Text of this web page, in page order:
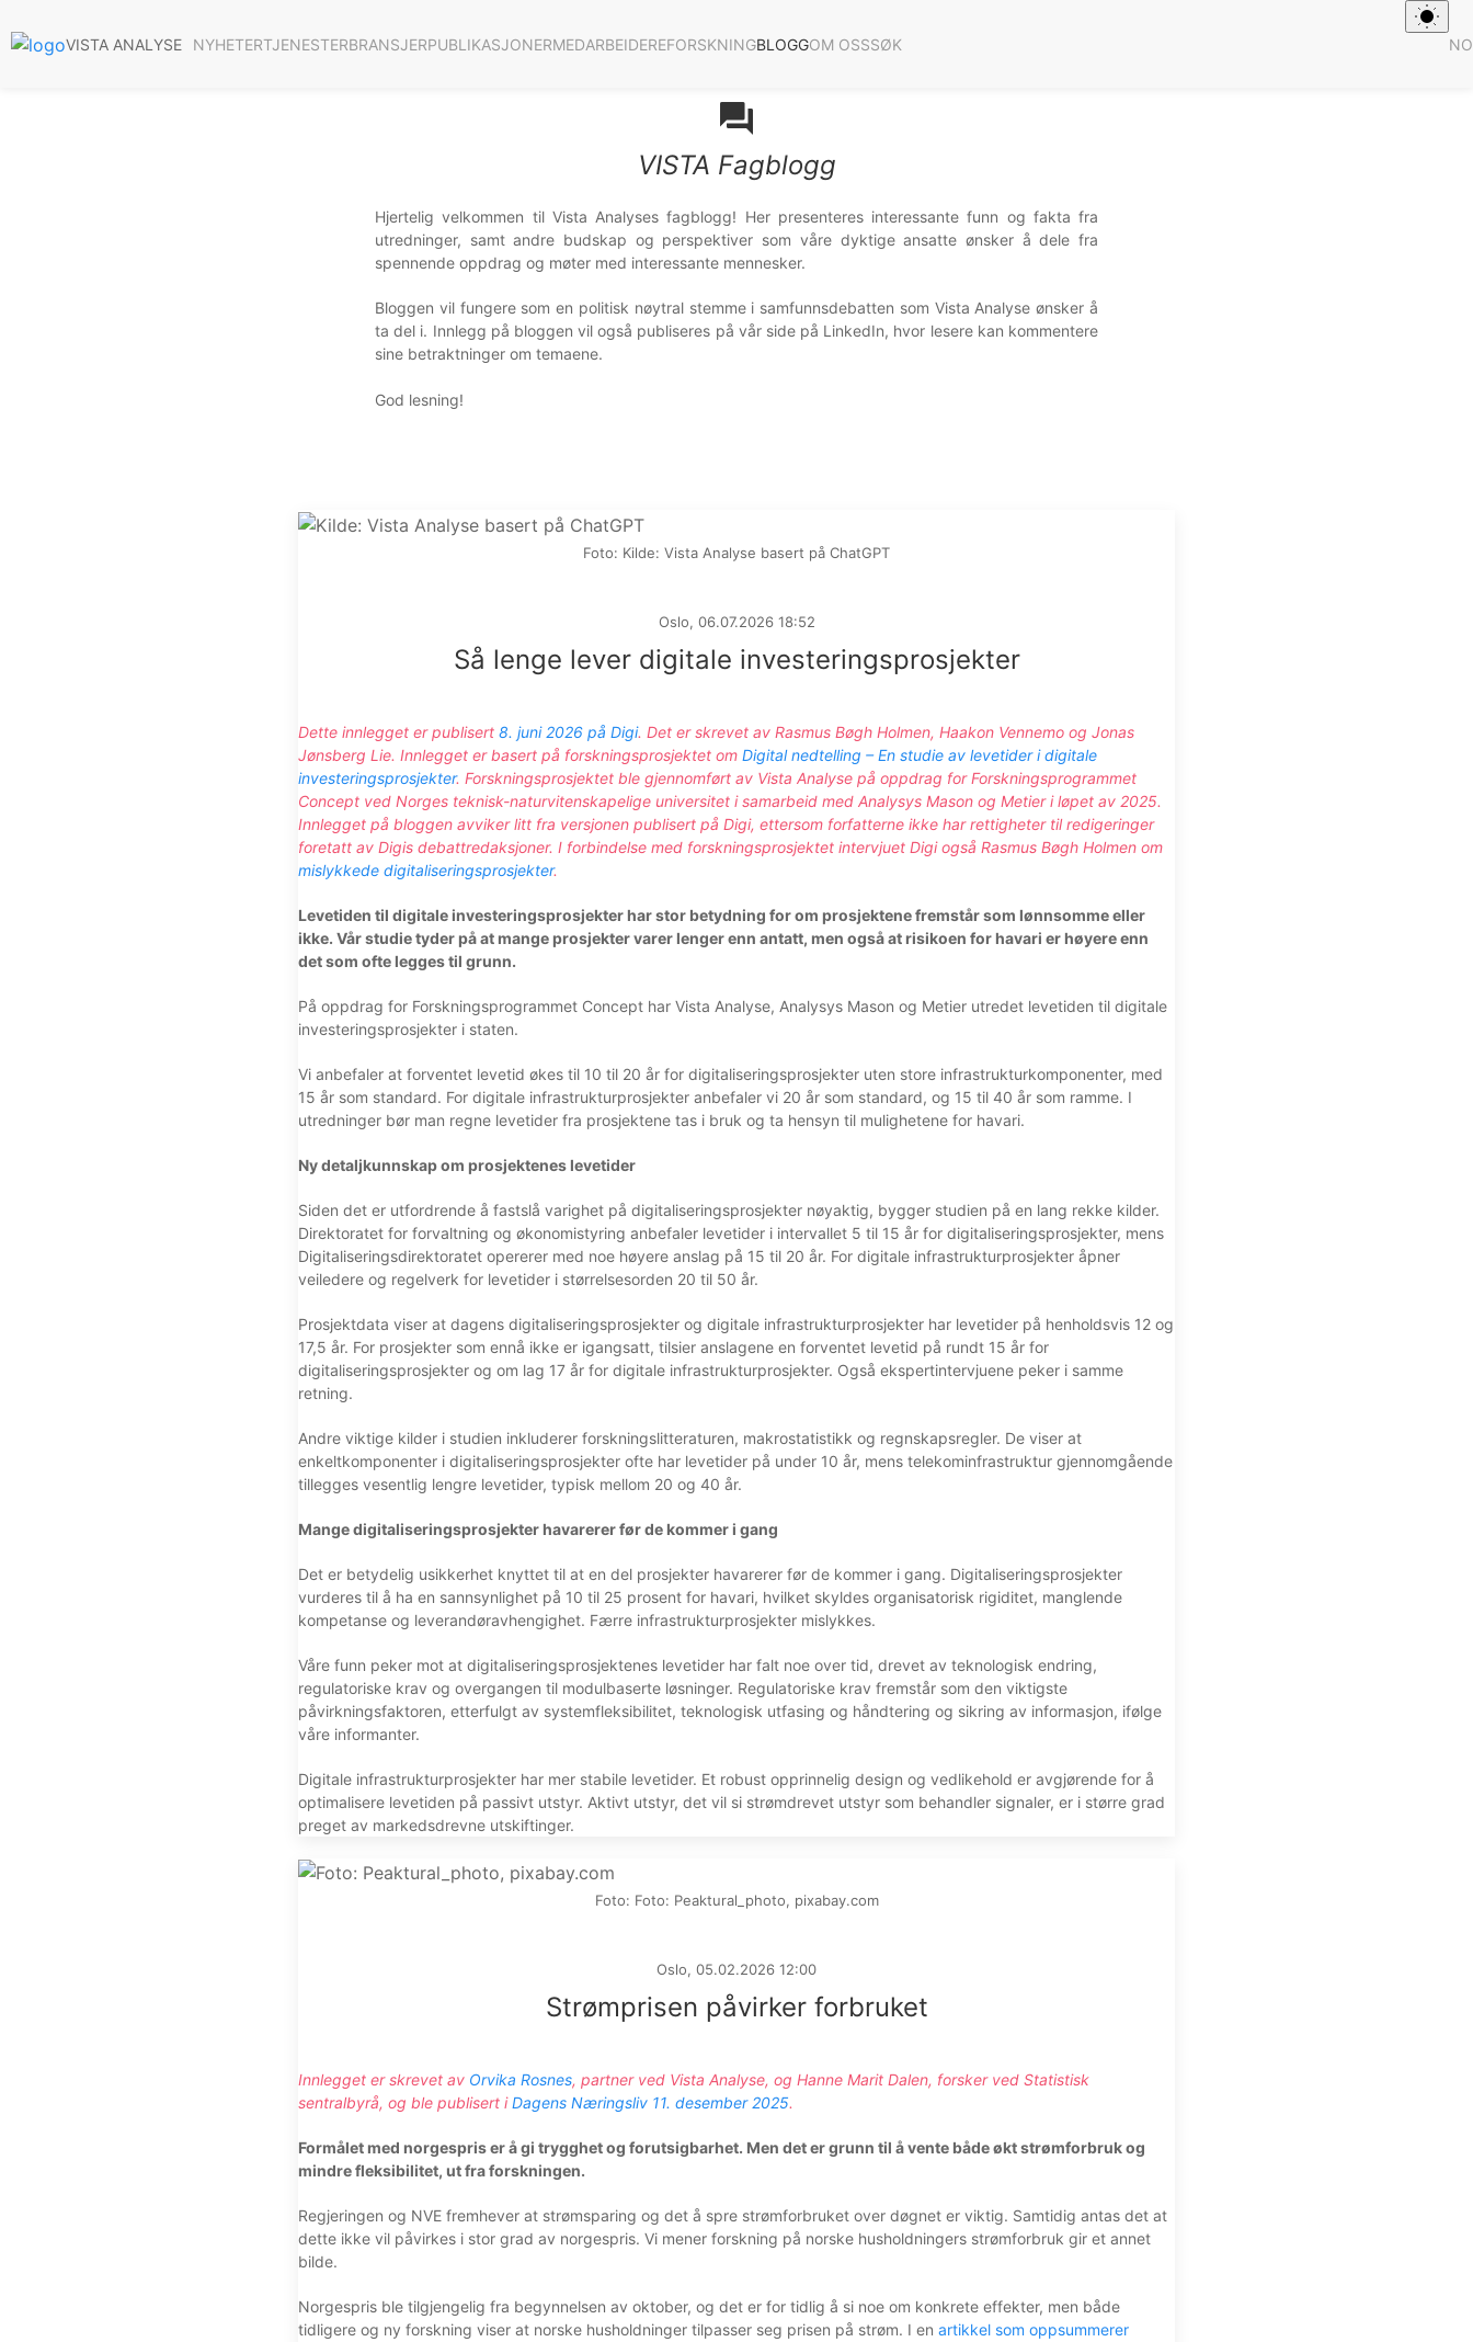
VISTA ANALYSE NYHETERTJENESTERBRANSJERPUBLIKASJONERMEDARBEIDEREFORSKNINGBLOGGOM OSSSØK NO
forum
VISTA Fagblogg
Hjertelig velkommen til Vista Analyses fagblogg! Her presenteres interessante funn og fakta fra
utredninger, samt andre budskap og perspektiver som våre dyktige ansatte ønsker å dele fra
spennende oppdrag og møter med interessante mennesker.
Bloggen vil fungere som en politisk nøytral stemme i samfunnsdebatten som Vista Analyse ønsker å
ta del i. Innlegg på bloggen vil også publiseres på vår side på LinkedIn, hvor lesere kan kommentere
sine betraktninger om temaene.
God lesning!
Foto: Kilde: Vista Analyse basert på ChatGPT
Oslo, 06.07.2026 18:52
Så lenge lever digitale investeringsprosjekter
Dette innlegget er publisert 8. juni 2026 på Digi. Det er skrevet av Rasmus Bøgh Holmen, Haakon Vennemo og Jonas
Jønsberg Lie. Innlegget er basert på forskningsprosjektet om Digital nedtelling – En studie av levetider i digitale
investeringsprosjekter. Forskningsprosjektet ble gjennomført av Vista Analyse på oppdrag for Forskningsprogrammet
Concept ved Norges teknisk-naturvitenskapelige universitet i samarbeid med Analysys Mason og Metier i løpet av 2025.
Innlegget på bloggen avviker litt fra versjonen publisert på Digi, ettersom forfatterne ikke har rettigheter til redigeringer
foretatt av Digis debattredaksjoner. I forbindelse med forskningsprosjektet intervjuet Digi også Rasmus Bøgh Holmen om
mislykkede digitaliseringsprosjekter.
Levetiden til digitale investeringsprosjekter har stor betydning for om prosjektene fremstår som lønnsomme eller
ikke. Vår studie tyder på at mange prosjekter varer lenger enn antatt, men også at risikoen for havari er høyere enn
det som ofte legges til grunn.
På oppdrag for Forskningsprogrammet Concept har Vista Analyse, Analysys Mason og Metier utredet levetiden til digitale
investeringsprosjekter i staten.
Vi anbefaler at forventet levetid økes til 10 til 20 år for digitaliseringsprosjekter uten store infrastrukturkomponenter, med
15 år som standard. For digitale infrastrukturprosjekter anbefaler vi 20 år som standard, og 15 til 40 år som ramme. I
utredninger bør man regne levetider fra prosjektene tas i bruk og ta hensyn til mulighetene for havari.
Ny detaljkunnskap om prosjektenes levetider
Siden det er utfordrende å fastslå varighet på digitaliseringsprosjekter nøyaktig, bygger studien på en lang rekke kilder.
Direktoratet for forvaltning og økonomistyring anbefaler levetider i intervallet 5 til 15 år for digitaliseringsprosjekter, mens
Digitaliseringsdirektoratet opererer med noe høyere anslag på 15 til 20 år. For digitale infrastrukturprosjekter åpner
veiledere og regelverk for levetider i størrelsesorden 20 til 50 år.
Prosjektdata viser at dagens digitaliseringsprosjekter og digitale infrastrukturprosjekter har levetider på henholdsvis 12 og
17,5 år. For prosjekter som ennå ikke er igangsatt, tilsier anslagene en forventet levetid på rundt 15 år for
digitaliseringsprosjekter og om lag 17 år for digitale infrastrukturprosjekter. Også ekspertintervjuene peker i samme
retning.
Andre viktige kilder i studien inkluderer forskningslitteraturen, makrostatistikk og regnskapsregler. De viser at
enkeltkomponenter i digitaliseringsprosjekter ofte har levetider på under 10 år, mens telekominfrastruktur gjennomgående
tillegges vesentlig lengre levetider, typisk mellom 20 og 40 år.
Mange digitaliseringsprosjekter havarerer før de kommer i gang
Det er betydelig usikkerhet knyttet til at en del prosjekter havarerer før de kommer i gang. Digitaliseringsprosjekter
vurderes til å ha en sannsynlighet på 10 til 25 prosent for havari, hvilket skyldes organisatorisk rigiditet, manglende
kompetanse og leverandøravhengighet. Færre infrastrukturprosjekter mislykkes.
Våre funn peker mot at digitaliseringsprosjektenes levetider har falt noe over tid, drevet av teknologisk endring,
regulatoriske krav og overgangen til modulbaserte løsninger. Regulatoriske krav fremstår som den viktigste
påvirkningsfaktoren, etterfulgt av systemfleksibilitet, teknologisk utfasing og håndtering og sikring av informasjon, ifølge
våre informanter.
Digitale infrastrukturprosjekter har mer stabile levetider. Et robust opprinnelig design og vedlikehold er avgjørende for å
optimalisere levetiden på passivt utstyr. Aktivt utstyr, det vil si strømdrevet utstyr som behandler signaler, er i større grad
preget av markedsdrevne utskiftinger.
Foto: Foto: Peaktural_photo, pixabay.com
Oslo, 05.02.2026 12:00
Strømprisen påvirker forbruket
Innlegget er skrevet av Orvika Rosnes, partner ved Vista Analyse, og Hanne Marit Dalen, forsker ved Statistisk
sentralbyrå, og ble publisert iDagens Næringsliv 11. desember 2025.
Formålet med norgespris er å gi trygghet og forutsigbarhet. Men det er grunn til å vente både økt strømforbruk og
mindre fleksibilitet, ut fra forskningen.
Regjeringen og NVE fremhever at strømsparing og det å spre strømforbruket over døgnet er viktig. Samtidig antas det at
dette ikke vil påvirkes i stor grad av norgespris. Vi mener forskning på norske husholdningers strømforbruk gir et annet
bilde.
Norgespris ble tilgjengelig fra begynnelsen av oktober, og det er for tidlig å si noe om konkrete effekter, men både
tidligere og ny forskning viser at norske husholdninger tilpasser seg prisen på strøm. I en artikkel som oppsummerer